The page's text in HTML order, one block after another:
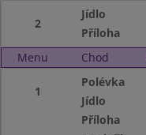
2
Jídlo
Příloha
Menu
Chod
1
Polévka
Jídlo
Příloha